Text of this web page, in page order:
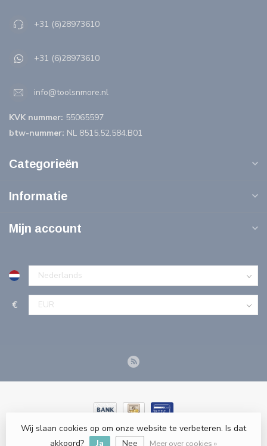
+31 (6)28973610
+31 (6)28973610
info@toolsnmore.nl
KVK nummer: 55065597
btw-nummer: NL 8515.52.584.B01
Categorieën
Informatie
Mijn account
€
© Copyright 2026 Tools-n-More Gereedschappen - Powered by
webshop-service.nl
Wij slaan cookies op om onze website te verbeteren. Is dat
akkoord?
Ja Nee Meer over cookies »